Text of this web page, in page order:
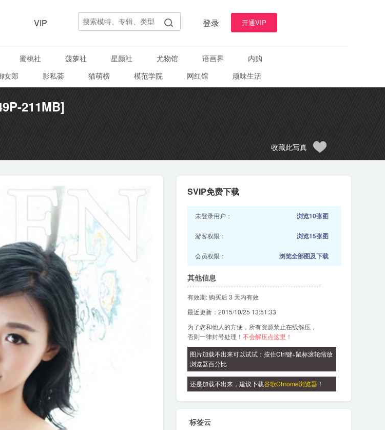
VIP 登录 开通VIP
蜜桃社 菠萝社 星颜社 尤物馆 语画界
内购
女郎 影私荟 猫萌榜 模范学院 网红馆 顽味生活
211MB]
收藏此写真
SVIP免费下载
未登录用户： 浏览10张图
游客权限： 浏览15张图
会员权限： 浏览全部图及下载
其他信息
有效期: 购买后 3 天内有效
最近更新：2015/10/25 13:51:33
为了您和他人的方便，所有资源禁止在线解压，
否则一律封号处理！ 不会解压点这里！
图片加载不出来可以试试：按住Ctrl键+鼠标滚轮缩放
浏览器百分比
还是加载不出来，建议下载谷歌Chrome浏览器 ！
标签云